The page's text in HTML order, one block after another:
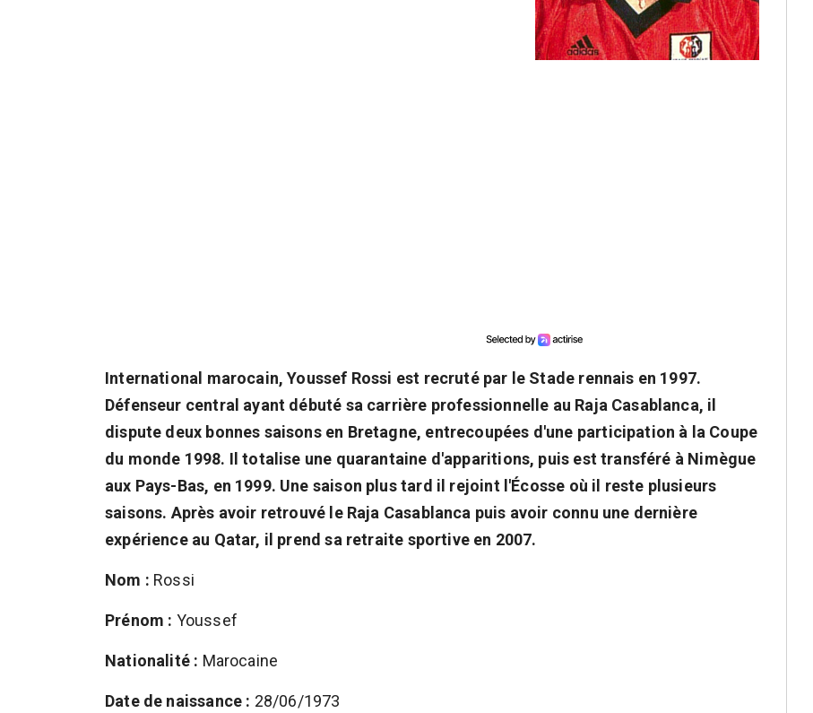
International marocain, Youssef Rossi est recruté par le Stade rennais en 1997.
Défenseur central ayant débuté sa carrière professionnelle au Raja Casablanca, il
dispute deux bonnes saisons en Bretagne, entrecoupées d'une participation à la Coupe
du monde 1998. Il totalise une quarantaine d'apparitions, puis est transféré à Nimègue
aux Pays-Bas, en 1999. Une saison plus tard il rejoint l'Écosse où il reste plusieurs
saisons. Après avoir retrouvé le Raja Casablanca puis avoir connu une dernière
expérience au Qatar, il prend sa retraite sportive en 2007.
Nom : Rossi
Prénom : Youssef
Nationalité : Marocaine
Date de naissance : 28/06/1973